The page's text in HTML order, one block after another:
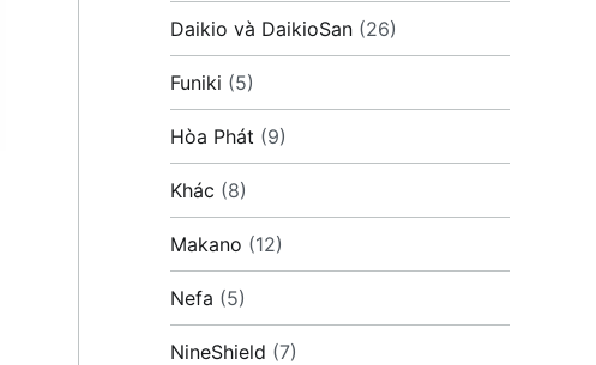
Daikio và DaikioSan (26)
Funiki (5)
Hòa Phát (9)
Khác (8)
Makano (12)
Nefa (5)
NineShield (7)